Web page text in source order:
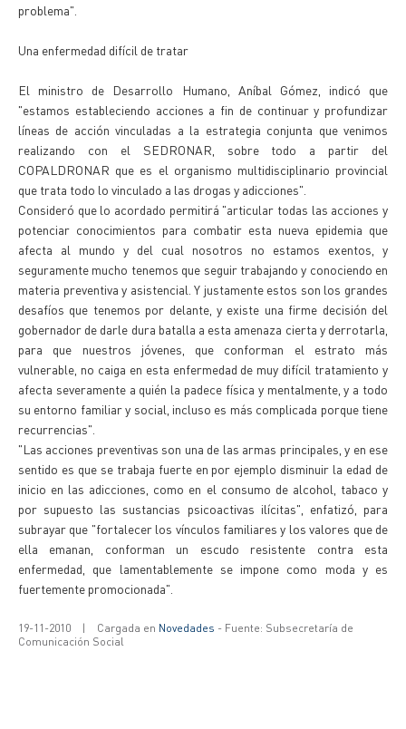
problema".
Una enfermedad difícil de tratar
El ministro de Desarrollo Humano, Aníbal Gómez, indicó que
"estamos estableciendo acciones a fin de continuar y profundizar
líneas de acción vinculadas a la estrategia conjunta que venimos
realizando con el SEDRONAR, sobre todo a partir del
COPALDRONAR que es el organismo multidisciplinario provincial
que trata todo lo vinculado a las drogas y adicciones".
Consideró que lo acordado permitirá "articular todas las acciones y
potenciar conocimientos para combatir esta nueva epidemia que
afecta al mundo y del cual nosotros no estamos exentos, y
seguramente mucho tenemos que seguir trabajando y conociendo en
materia preventiva y asistencial. Y justamente estos son los grandes
desafíos que tenemos por delante, y existe una firme decisión del
gobernador de darle dura batalla a esta amenaza cierta y derrotarla,
para que nuestros jóvenes, que conforman el estrato más
vulnerable, no caiga en esta enfermedad de muy difícil tratamiento y
afecta severamente a quién la padece física y mentalmente, y a todo
su entorno familiar y social, incluso es más complicada porque tiene
recurrencias".
"Las acciones preventivas son una de las armas principales, y en ese
sentido es que se trabaja fuerte en por ejemplo disminuir la edad de
inicio en las adicciones, como en el consumo de alcohol, tabaco y
por supuesto las sustancias psicoactivas ilícitas", enfatizó, para
subrayar que "fortalecer los vínculos familiares y los valores que de
ella emanan, conforman un escudo resistente contra esta
enfermedad, que lamentablemente se impone como moda y es
fuertemente promocionada".
19-11-2010 | Cargada en Novedades - Fuente: Subsecretaría de
Comunicación Social